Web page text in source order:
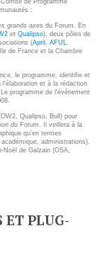
SI
site Web
Cloud
collectivité
Web
de messagerie
de Programme
:
grands axes du Forum. En
et Qualipso), deux pôles de
(April , AFUL,
de France et la Chambre
le programme, identifie et
et à la rédaction
programme de l'événement
Qualipso, Bull) pour
du Forum. Il veillera à la
qu’en termes
administrations).
Noël de Galzain (OSA,
ET PLUG-